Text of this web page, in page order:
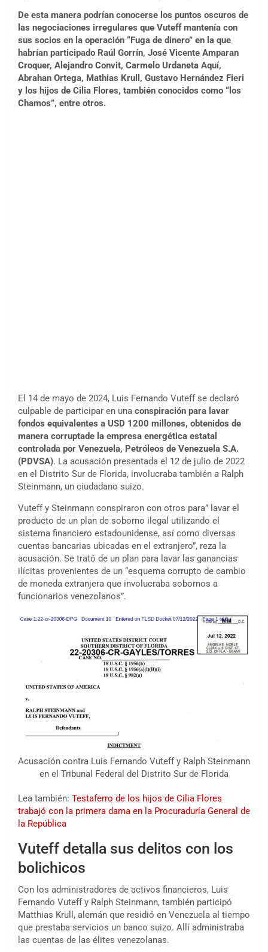
De esta manera podrían conocerse los puntos oscuros de
las negociaciones irregulares que Vuteff mantenía con
sus socios en la operación “Fuga de dinero” en la que
habrían participado Raúl Gorrín, José Vicente Amparan
Croquer, Alejandro Convit, Carmelo Urdaneta Aquí,
Abrahan Ortega, Mathias Krull, Gustavo Hernández Fieri
y los hijos de Cilia Flores, también conocidos como “los
Chamos”, entre otros.
El 14 de mayo de 2024, Luis Fernando Vuteffse declaró
culpable de participar en una conspiración para lavar
fondos equivalentes a USD 1200 millones, obtenidos de
manera corruptade la empresa energética estatal
controlada por Venezuela, Petróleos de Venezuela S.A.
(PDVSA). La acusación presentada el 12 de julio de 2022
en el Distrito Sur de Florida, involucraba también a Ralph
Steinmann, un ciudadano suizo.
Vuteff y Steinmann conspiraron con otros para” lavar el
producto de un plan de soborno ilegal utilizando el
sistema financiero estadounidense, así como diversas
cuentas bancarias ubicadas en el extranjero”, reza la
acusación. Se trató de un plan para lavar las ganancias
ilícitas provenientes de un “esquema corrupto de cambio
de moneda extranjera que involucraba sobornos a
funcionarios venezolanos”.
Acusación contra Luis Fernando Vuteff y Ralph Steinmann
en el Tribunal Federal del Distrito Sur de Florida
Lea también: Testaferro de los hijos de Cilia Flores
trabajó con la primera dama en la Procuraduría General de
la República
Vuteff detalla sus delitos con los
bolichicos
Con los administradores de activos financieros, Luis
Fernando Vuteff y Ralph Steinmann, también participó
Matthias Krull, alemán que residió en Venezuela al tiempo
que prestaba servicios un banco suizo. Allí administraba
las cuentas de las élites venezolanas.